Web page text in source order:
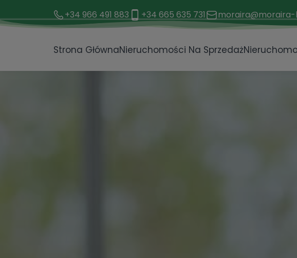
+34 966 491 883 +34 665 635 731
Strona GłównaNieruchomości Na Sprzedaż